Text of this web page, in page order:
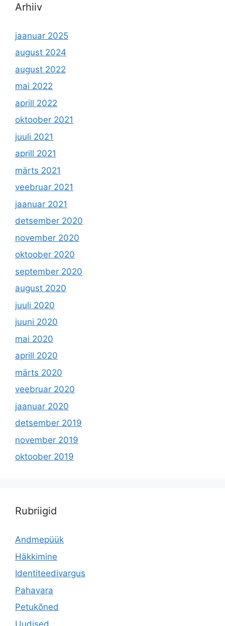
Arhiiv
jaanuar 2025
august 2024
august 2022
mai 2022
aprill 2022
oktoober 2021
juuli 2021
aprill 2021
märts 2021
veebruar 2021
jaanuar 2021
detsember 2020
november 2020
oktoober 2020
september 2020
august 2020
juuli 2020
juuni 2020
mai 2020
aprill 2020
märts 2020
veebruar 2020
jaanuar 2020
detsember 2019
november 2019
oktoober 2019
Rubriigid
Andmepüük
Häkkimine
Identiteedivargus
Pahavara
Petukõned
Uudised